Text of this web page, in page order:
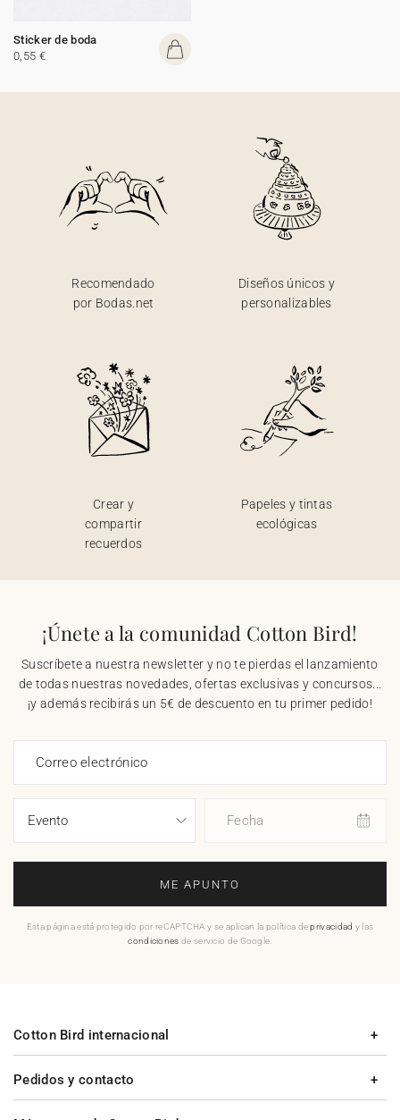
Sticker de boda
0,55 €
Recomendado
por Bodas.net
Diseños únicos y
personalizables
Crear y
compartir
recuerdos
Papeles y tintas
ecológicas
¡Únete a la comunidad Cotton Bird!
Suscríbete a nuestra newsletter y no te pierdas el lanzamiento
de todas nuestras novedades, ofertas exclusivas y concursos...
¡y además recibirás un 5€ de descuento en tu primer pedido!
Correo electrónico
Fecha
ME APUNTO
Esta página está protegido por reCAPTCHA y se aplican la política deprivacidad y las
condiciones de servicio de Google.
Pedidos y contacto
Cotton Bird internacional